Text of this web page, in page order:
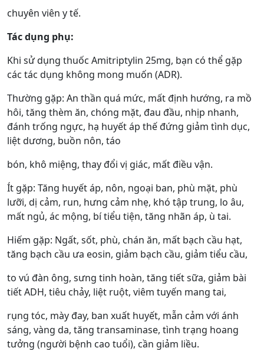
chuyên viên y tế.
Tác dụng phụ:
Khi sử dụng thuốc Amitriptylin 25mg, bạn có thể gặp
các tác dụng không mong muốn (ADR).
Thường gặp: An thần quá mức, mất định hướng, ra mồ
hôi, tăng thèm ăn, chóng mặt, đau đầu, nhịp nhanh,
đánh trống ngực, hạ huyết áp thế đứng giảm tình dục,
liệt dương, buồn nôn, táo
bón, khô miệng, thay đổi vị giác, mất điều vận.
Ít gặp: Tăng huyết áp, nôn, ngoại ban, phù mặt, phù
lưỡi, dị cảm, run, hưng cảm nhẹ, khó tập trung, lo âu,
mất ngủ, ác mộng, bí tiểu tiện, tăng nhãn áp, ù tai.
Hiếm gặp: Ngất, sốt, phù, chán ăn, mất bạch cầu hạt,
tăng bạch cầu ưa eosin, giảm bạch cầu, giảm tiểu cầu,
to vú đàn ông, sưng tinh hoàn, tăng tiết sữa, giảm bài
tiết ADH, tiêu chảy, liệt ruột, viêm tuyến mang tai,
rụng tóc, mày đay, ban xuất huyết, mẫn cảm với ánh
sáng, vàng da, tăng transaminase, tình trạng hoang
tưởng (người bệnh cao tuổi), cần giảm liều.